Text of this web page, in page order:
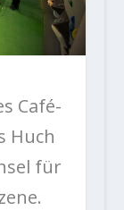
Café-
Huch
für